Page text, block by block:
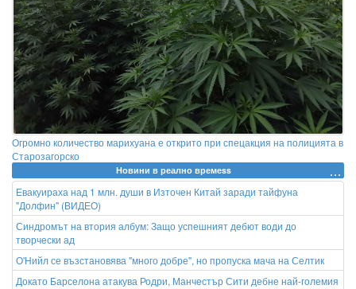
Огромно количество марихуана е открито при спецакция на полицията в
Старозагорско
Новини в реално времеss
Евакуираха над 1 млн. души в Източен Китай заради тайфуна
"Долфин" (ВИДЕО)
Синдромът на втория албум: Защо успешният дебют води до
творчески ад
О'Нийл се възстановява "много добре", но пропуска мача на Селтик
Докато Барселона атакува Родри, Манчестър Сити дебне най-големия